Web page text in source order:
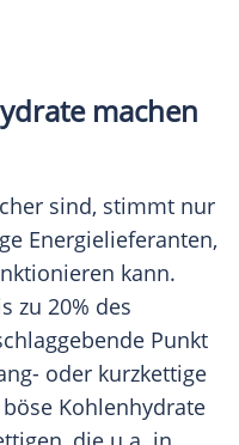
machen
sind, stimmt nur
Energielieferanten,
kann.
zu 20% des
Punkt
oder kurzkettige
Kohlenhydrate